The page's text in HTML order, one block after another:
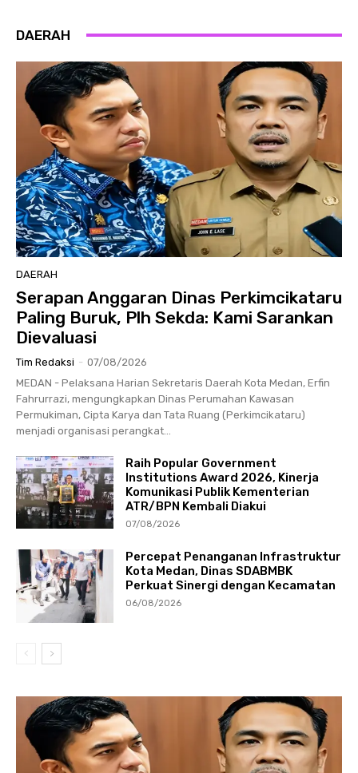
DAERAH
DAERAH
Serapan Anggaran Dinas Perkimcikataru
Paling Buruk, Plh Sekda: Kami Sarankan
Dievaluasi
Tim Redaksi - 07/08/2026
MEDAN - Pelaksana Harian Sekretaris Daerah Kota Medan, Erfin
Fahrurrazi, mengungkapkan Dinas Perumahan Kawasan
Permukiman, Cipta Karya dan Tata Ruang (Perkimcikataru)
menjadi organisasi perangkat...
Raih Popular Government
Institutions Award 2026, Kinerja
Komunikasi Publik Kementerian
ATR/BPN Kembali Diakui
07/08/2026
Percepat Penanganan Infrastruktur
Kota Medan, Dinas SDABMBK
Perkuat Sinergi dengan Kecamatan
06/08/2026